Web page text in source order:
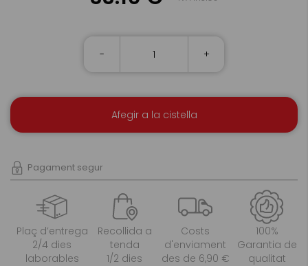
- +
Afegir a la cistella
Pagament segur
Plaç d’entrega
2/4 dies
laborables
Recollida a
tenda
1/2 dies
Costs
d'enviament
des de 6,90 €
100%
Garantia de
qualitat